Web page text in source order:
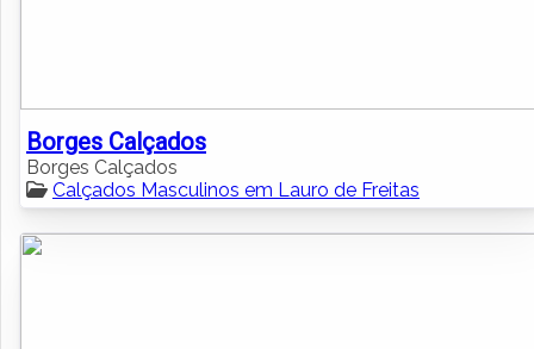
Borges Calçados
Borges Calçados
Calçados Masculinos em Lauro de Freitas